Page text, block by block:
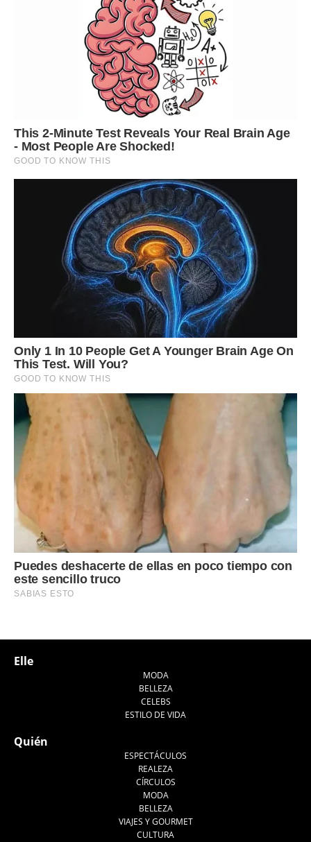
Elle
MODA
BELLEZA
CELEBS
ESTILO DE VIDA
Quién
ESPECTÁCULOS
REALEZA
CÍRCULOS
MODA
BELLEZA
VIAJES Y GOURMET
CULTURA